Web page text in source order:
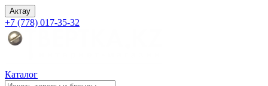
Актау
+7 (778) 017-35-32
Каталог